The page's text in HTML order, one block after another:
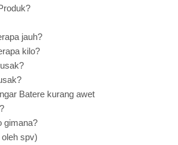
jauh?
kilo?
Batere kurang awet
gimana?
spv)